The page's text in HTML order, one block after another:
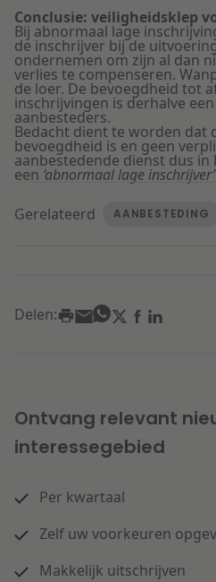
Conclusie: veiligheidsklep
Bij abnormaal lage
de inschrijver bij de
ondernemen om zijn al dan
verlies te compenseren.
de loer. De bevoegdheid tot
inschrijvingen is derhalve
aanbesteders.
Bedacht dient te worden dat
bevoegdheid is en geen
aanbestedende dienst dus
een ‘abnormaal lage inschrijver’
Gerelateerd
AANBESTEDING
Delen:
Ontvang relevant
interessegebied
Per kwartaal
Zelf uw voorkeuren
Makkelijk uitschrijven